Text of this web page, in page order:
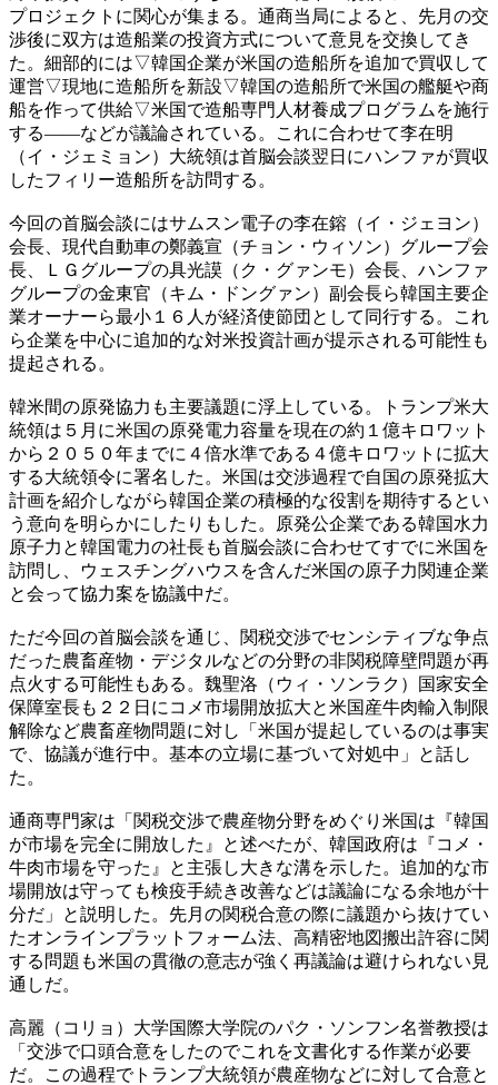
プロジェクトに関心が集まる。通商当局によると、先月の交
渉後に双方は造船業の投資方式について意見を交換してき
た。細部的には▽韓国企業が米国の造船所を追加で買収して
運営▽現地に造船所を新設▽韓国の造船所で米国の艦艇や商
船を作って供給▽米国で造船専門人材養成プログラムを施行
する――などが議論されている。これに合わせて李在明
（イ・ジェミョン）大統領は首脳会談翌日にハンファが買収
したフィリー造船所を訪問する。
今回の首脳会談にはサムスン電子の李在鎔（イ・ジェヨン）
会長、現代自動車の鄭義宣（チョン・ウィソン）グループ会
長、ＬＧグループの具光謨（ク・グァンモ）会長、ハンファ
グループの金東官（キム・ドングァン）副会長ら韓国主要企
業オーナーら最小１６人が経済使節団として同行する。これ
ら企業を中心に追加的な対米投資計画が提示される可能性も
提起される。
韓米間の原発協力も主要議題に浮上している。トランプ米大
統領は５月に米国の原発電力容量を現在の約１億キロワット
から２０５０年までに４倍水準である４億キロワットに拡大
する大統領令に署名した。米国は交渉過程で自国の原発拡大
計画を紹介しながら韓国企業の積極的な役割を期待するとい
う意向を明らかにしたりもした。原発公企業である韓国水力
原子力と韓国電力の社長も首脳会談に合わせてすでに米国を
訪問し、ウェスチングハウスを含んだ米国の原子力関連企業
と会って協力案を協議中だ。
ただ今回の首脳会談を通じ、関税交渉でセンシティブな争点
だった農畜産物・デジタルなどの分野の非関税障壁問題が再
点火する可能性もある。魏聖洛（ウィ・ソンラク）国家安全
保障室長も２２日にコメ市場開放拡大と米国産牛肉輸入制限
解除など農畜産物問題に対し「米国が提起しているのは事実
で、協議が進行中。基本の立場に基づいて対処中」と話し
た。
通商専門家は「関税交渉で農産物分野をめぐり米国は『韓国
が市場を完全に開放した』と述べたが、韓国政府は『コメ・
牛肉市場を守った』と主張し大きな溝を示した。追加的な市
場開放は守っても検疫手続き改善などは議論になる余地が十
分だ」と説明した。先月の関税合意の際に議題から抜けてい
たオンラインプラットフォーム法、高精密地図搬出許容に関
する問題も米国の貫徹の意志が強く再議論は避けられない見
通しだ。
高麗（コリョ）大学国際大学院のパク・ソンフン名誉教授は
「交渉で口頭合意をしたのでこれを文書化する作業が必要
だ。この過程でトランプ大統領が農産物などに対して合意と